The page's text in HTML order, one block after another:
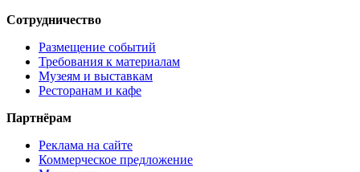
Сотрудничество
Размещение событий
Требования к материалам
Музеям и выставкам
Ресторанам и кафе
Партнёрам
Реклама на сайте
Коммерческое предложение